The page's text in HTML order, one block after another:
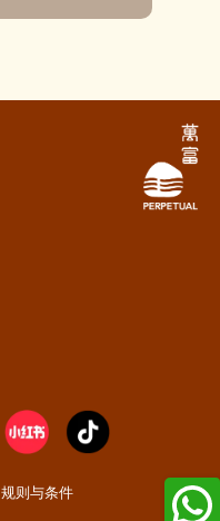
规则与条件